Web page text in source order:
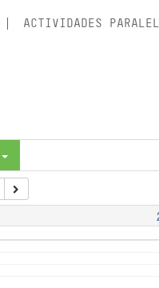
ACTIVIDADES